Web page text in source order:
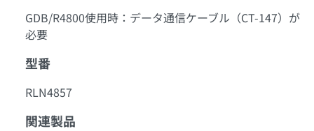
GDB/R4800使用時：データ通信ケーブル（CT-147）が
必要
型番
RLN4857
関連製品